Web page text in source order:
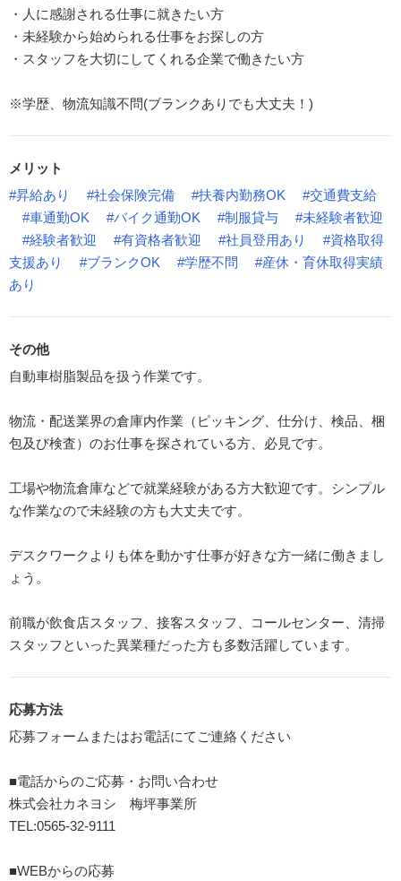
・人に感謝される仕事に就きたい方
・未経験から始められる仕事をお探しの方
・スタッフを大切にしてくれる企業で働きたい方
※学歴、物流知識不問(ブランクありでも大丈夫！)
メリット
#昇給あり
#社会保険完備 #扶養内勤務OK
#交通費支給
#車通勤OK
#バイク通勤OK #制服貸与
#未経験者歓迎
#経験者歓迎
#有資格者歓迎 #社員登用あり
#資格取得
支援あり
#ブランクOK #学歴不問
#産休・育休取得実績
あり
その他
自動車樹脂製品を扱う作業です。
物流・配送業界の倉庫内作業（ピッキング、仕分け、検品、梱
包及び検査）のお仕事を探されている方、必見です。
工場や物流倉庫などで就業経験がある方大歓迎です。シンプル
な作業なので未経験の方も大丈夫です。
デスクワークよりも体を動かす仕事が好きな方一緒に働きまし
ょう。
前職が飲食店スタッフ、接客スタッフ、コールセンター、清掃
スタッフといった異業種だった方も多数活躍しています。
応募方法
応募フォームまたはお電話にてご連絡ください
■電話からのご応募・お問い合わせ
株式会社カネヨシ 梅坪事業所
TEL:0565-32-9111
■WEBからの応募